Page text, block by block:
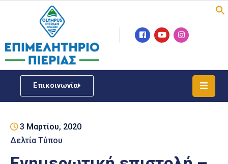
Επικοινωνία
Επιμελητήριο
Νέα
ΓΕΜΗ3 Μαρτίου, 2020
Δελτία Τύπου